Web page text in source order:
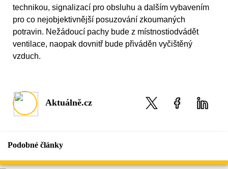
technikou, signalizací pro obsluhu a dalším vybavením
pro co nejobjektivnější posuzování zkoumaných
potravin. Nežádoucí pachy bude z místnostiodvádět
ventilace, naopak dovnitř bude přiváděn vyčištěný
vzduch.
Aktuálně.cz
Podobné články